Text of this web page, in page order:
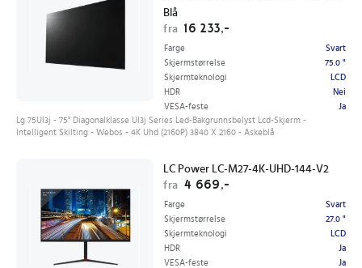
Blå
fra 16 233,-
Farge
Svart
Skjermstørrelse
75.0 "
Skjermteknologi
LCD
HDR
Nei
VESA-feste
Ja
Lg 75Ul3j - 75" Diagonalklasse Ul3j Series Led-Bakgrunnsbelyst Lcd-Skjerm -
Intelligent Skilting - Webos - 4K Uhd (2160P) 3840 X 2160 - Askeblå
LC Power LC-M27-4K-UHD-144-V2
fra 4 669,-
Farge
Svart
Skjermstørrelse
27.0 "
Skjermteknologi
LCD
HDR
Ja
VESA-feste
Ja